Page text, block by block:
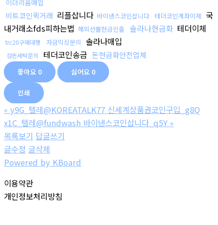
이더리움매입
비트코인퀵거래 리플삽니다 바이낸스코인삽니다 테더코인계좌이체 국
내거래소fds피하는법 해외선물현금인출 솔라나현금화 테더이체
trc20구매대행 자금믹싱문의 솔라나매입
검돈세탁문의 테더코인송금 돈현금화안전업체
좋아요 0 싫어요 0
인쇄
« y9G_텔레@KOREATALK77 신세계상품권코인구입_g8Q
x1C_텔레@fundwash 바이낸스코인삽니다_q5Y »
목록보기 답글쓰기
글수정 글삭제
Powered by KBoard
이용약관
개인정보처리방침